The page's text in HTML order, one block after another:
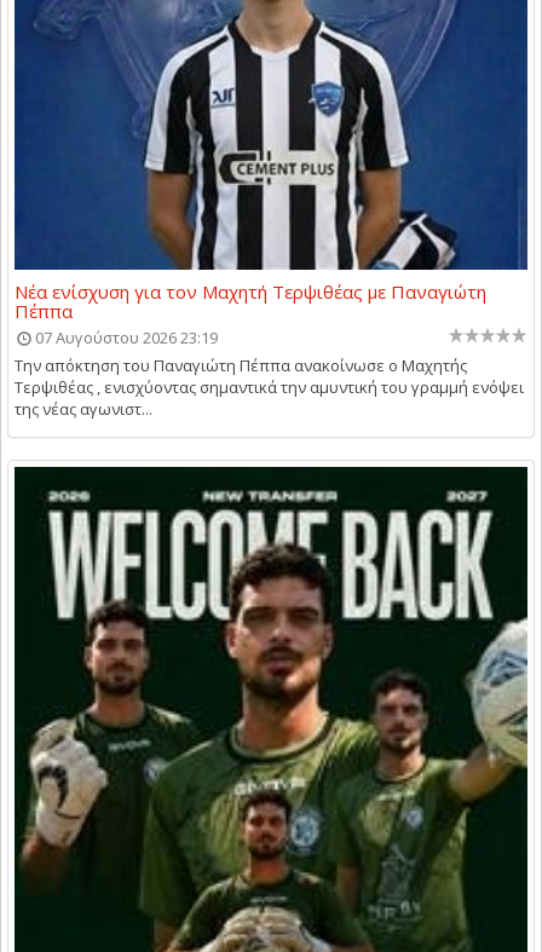
Νέα ενίσχυση για τον Μαχητή Τερψιθέας με Παναγιώτη
Πέππα
07 Αυγούστου 2026 23:19
Την απόκτηση του Παναγιώτη Πέππα ανακοίνωσε ο Μαχητής
Τερψιθέας , ενισχύοντας σημαντικά την αμυντική του γραμμή ενόψει
της νέας αγωνιστ...